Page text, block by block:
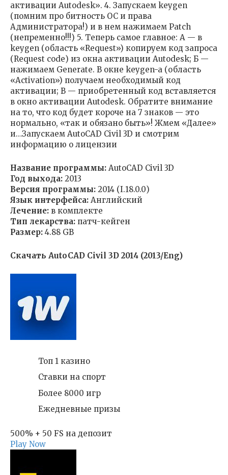
активации Autodesk». 4. Запускаем keygen
(помним про битность ОС и права
Администратора!) и в нем нажимаем Patch
(непременно!!!) 5. Теперь самое главное: А — в
keygen (область «Request») копируем код запроса
(Request code) из окна активации Autodesk; Б —
нажимаем Generate. В окне keygen-a (область
«Activation») получаем необходимый код
активации; В — приобретенный код вставляется
в окно активации Autodesk. Обратите внимание
на то, что код будет короче на 7 знаков — это
нормально, «так и обязано быть»! Жмем «Далее»
и…Запускаем AutoCAD Civil 3D и смотрим
информацию о лицензии
Название программы: AutoCAD Civil 3D
Год выхода: 2013
Версия программы: 2014 (I.18.0.0)
Язык интерфейса: Английский
Лечение: в комплекте
Тип лекарства: патч-кейген
Размер: 4.88 GB
Скачать AutoCAD Civil 3D 2014 (2013/Eng)
Топ 1 казино
Ставки на спорт
Более 8000 игр
Ежедневные призы
500% + 50 FS на депозит
Play Now